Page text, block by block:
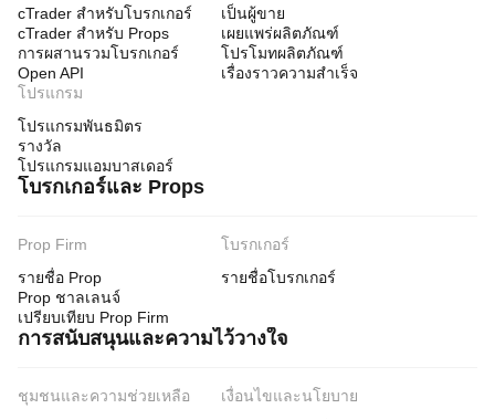
cTrader สำหรับโบรกเกอร์
cTrader สำหรับ Props
การผสานรวมโบรกเกอร์
Open API
เป็นผู้ขาย
เผยแพร่ผลิตภัณฑ์
โปรโมทผลิตภัณฑ์
เรื่องราวความสำเร็จ
โปรแกรม
โปรแกรมพันธมิตร
รางวัล
โปรแกรมแอมบาสเดอร์
โบรกเกอร์และ Props
Prop Firm
รายชื่อ Prop
Prop ชาลเลนจ์
เปรียบเทียบ Prop Firm
โบรกเกอร์
รายชื่อโบรกเกอร์
การสนับสนุนและความไว้วางใจ
ชุมชนและความช่วยเหลือ
เงื่อนไขและนโยบาย